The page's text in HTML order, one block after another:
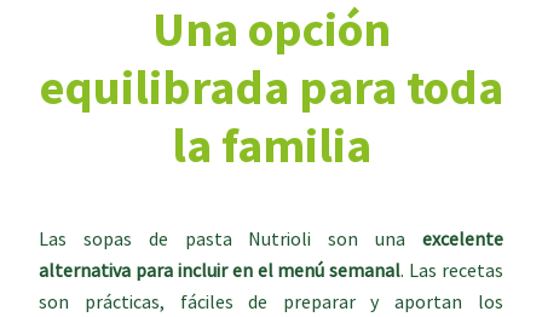
Una opción
equilibrada para toda
la familia
Las sopas de pasta Nutrioli son una excelente
alternativa para incluir en el menú semanal. Las recetas
son prácticas, fáciles de preparar y aportan los